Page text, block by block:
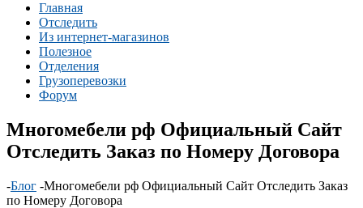
Главная
Отследить
Из интернет-магазинов
Полезное
Отделения
Грузоперевозки
Форум
Многомебели рф Официальный Сайт
Отследить Заказ по Номеру Договора
-Блог -Многомебели рф Официальный Сайт Отследить Заказ
по Номеру Договора